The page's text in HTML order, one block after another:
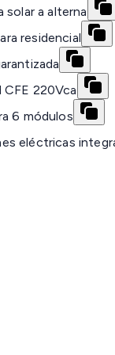
a alterna
residencial
220Vca
6 módulos
eléctricas